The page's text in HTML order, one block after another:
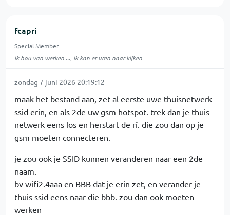
fcapri
Special Member
ik hou van werken ..., ik kan er uren naar kijken
zondag 7 juni 2026 20:19:12
maak het bestand aan, zet al eerste uwe thuisnetwerk
ssid erin, en als 2de uw gsm hotspot. trek dan je thuis
netwerk eens los en herstart de rî. die zou dan op je
gsm moeten connecteren.
je zou ook je SSID kunnen veranderen naar een 2de
naam.
bv wifi2.4aaa en BBB dat je erin zet, en verander je
thuis ssid eens naar die bbb. zou dan ook moeten
werken